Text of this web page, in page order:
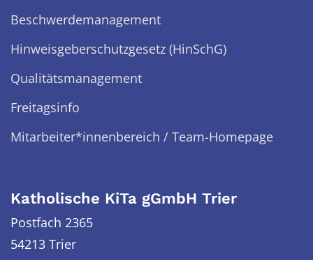
Beschwerdemanagement
Hinweisgeberschutzgesetz (HinSchG)
Qualitätsmanagement
Freitagsinfo
Mitarbeiter*innenbereich / Team-Homepage
Katholische KiTa gGmbH Trier
Postfach 2365
54213 Trier